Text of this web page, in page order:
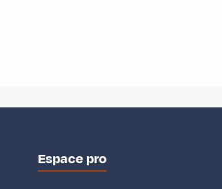
Espace pro